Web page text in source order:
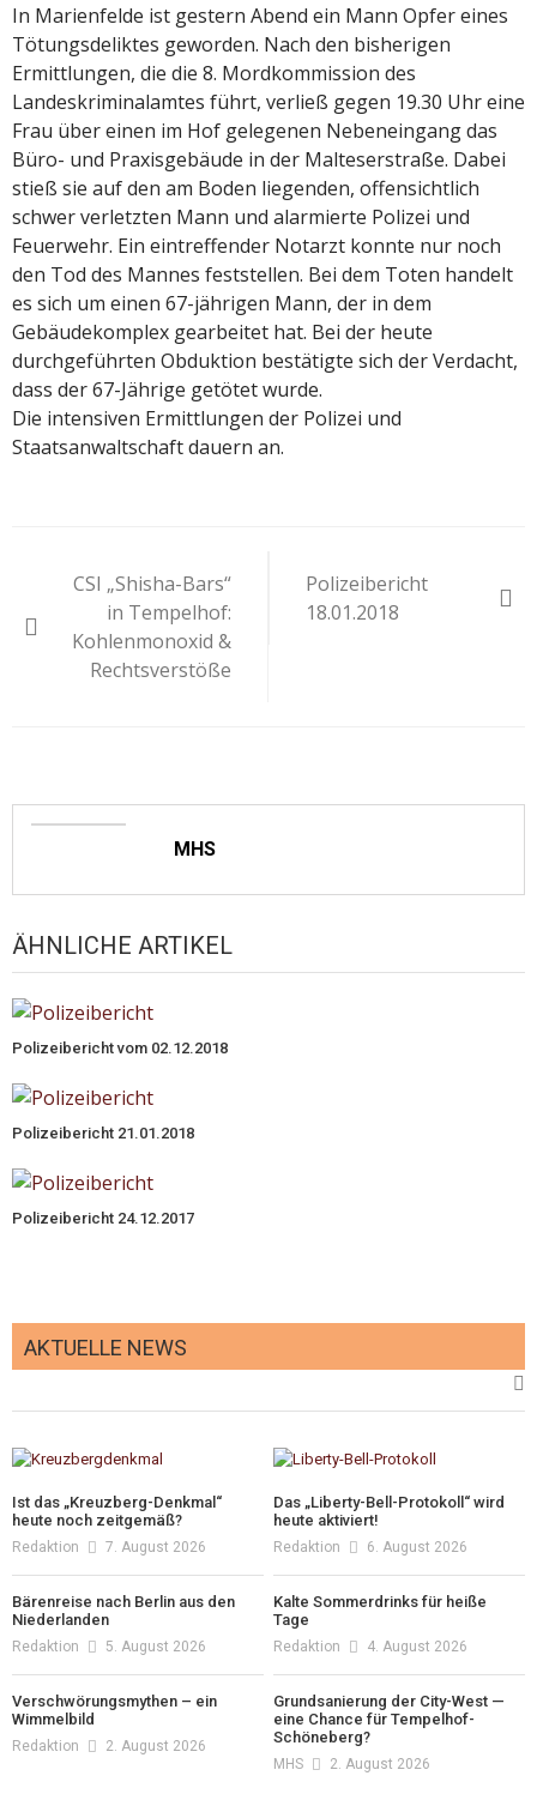
In Marienfelde ist gestern Abend ein Mann Opfer eines
Tötungsdeliktes geworden. Nach den bisherigen
Ermittlungen, die die 8. Mordkommission des
Landeskriminalamtes führt, verließ gegen 19.30 Uhr eine
Frau über einen im Hof gelegenen Nebeneingang das
Büro- und Praxisgebäude in der Malteserstraße. Dabei
stieß sie auf den am Boden liegenden, offensichtlich
schwer verletzten Mann und alarmierte Polizei und
Feuerwehr. Ein eintreffender Notarzt konnte nur noch
den Tod des Mannes feststellen. Bei dem Toten handelt
es sich um einen 67-jährigen Mann, der in dem
Gebäudekomplex gearbeitet hat. Bei der heute
durchgeführten Obduktion bestätigte sich der Verdacht,
dass der 67-Jährige getötet wurde.
Die intensiven Ermittlungen der Polizei und
Staatsanwaltschaft dauern an.
CSI „Shisha-Bars“
in Tempelhof:
Kohlenmonoxid &
Rechtsverstöße
Polizeibericht
18.01.2018
MHS
ÄHNLICHE ARTIKEL
Polizeibericht vom 02.12.2018
Polizeibericht 21.01.2018
Polizeibericht 24.12.2017
AKTUELLE NEWS
Ist das „Kreuzberg-Denkmal“
heute noch zeitgemäß?
Redaktion 7. August 2026
Das „Liberty-Bell-Protokoll“ wird
heute aktiviert!
Redaktion 6. August 2026
Bärenreise nach Berlin aus den
Niederlanden
Redaktion 5. August 2026
Kalte Sommerdrinks für heiße
Tage
Redaktion 4. August 2026
Verschwörungsmythen – ein
Wimmelbild
Redaktion 2. August 2026
Grundsanierung der City-West —
eine Chance für Tempelhof-
Schöneberg?
MHS 2. August 2026